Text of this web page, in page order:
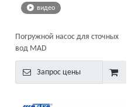
видео
Погружной насос для сточных
вод MAD
Запрос цены